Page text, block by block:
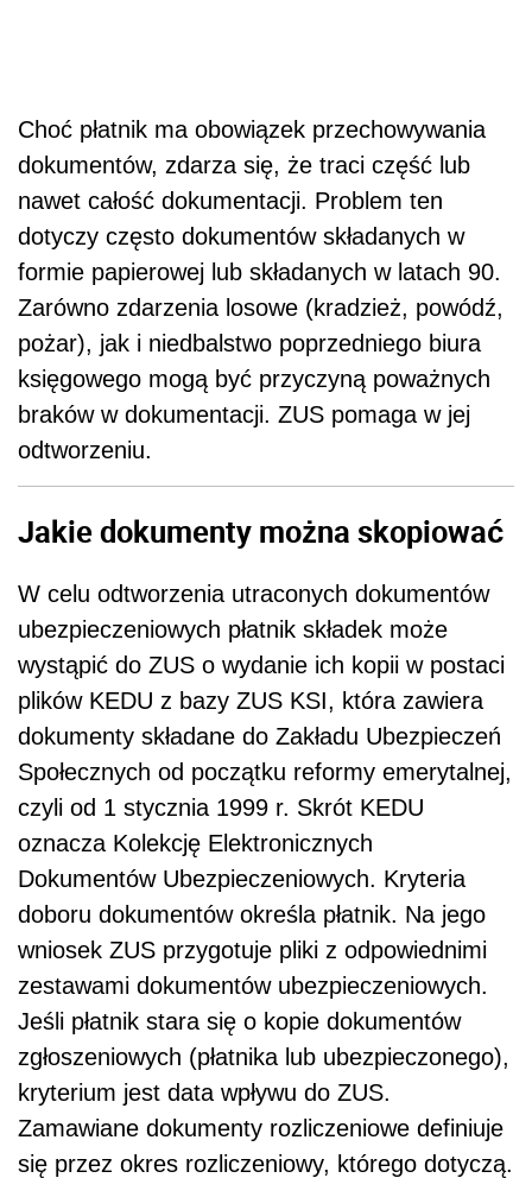
Choć płatnik ma obowiązek przechowywania
dokumentów, zdarza się, że traci część lub
nawet całość dokumentacji. Problem ten
dotyczy często dokumentów składanych w
formie papierowej lub składanych w latach 90.
Zarówno zdarzenia losowe (kradzież, powódź,
pożar), jak i niedbalstwo poprzedniego biura
księgowego mogą być przyczyną poważnych
braków w dokumentacji. ZUS pomaga w jej
odtworzeniu.
Jakie dokumenty można skopiować
W celu odtworzenia utraconych dokumentów
ubezpieczeniowych płatnik składek może
wystąpić do ZUS o wydanie ich kopii w postaci
plików KEDU z bazy ZUS KSI, która zawiera
dokumenty składane do Zakładu Ubezpieczeń
Społecznych od początku reformy emerytalnej,
czyli od 1 stycznia 1999 r. Skrót KEDU
oznacza Kolekcję Elektronicznych
Dokumentów Ubezpieczeniowych. Kryteria
doboru dokumentów określa płatnik. Na jego
wniosek ZUS przygotuje pliki z odpowiednimi
zestawami dokumentów ubezpieczeniowych.
Jeśli płatnik stara się o kopie dokumentów
zgłoszeniowych (płatnika lub ubezpieczonego),
kryterium jest data wpływu do ZUS.
Zamawiane dokumenty rozliczeniowe definiuje
się przez okres rozliczeniowy, którego dotyczą.